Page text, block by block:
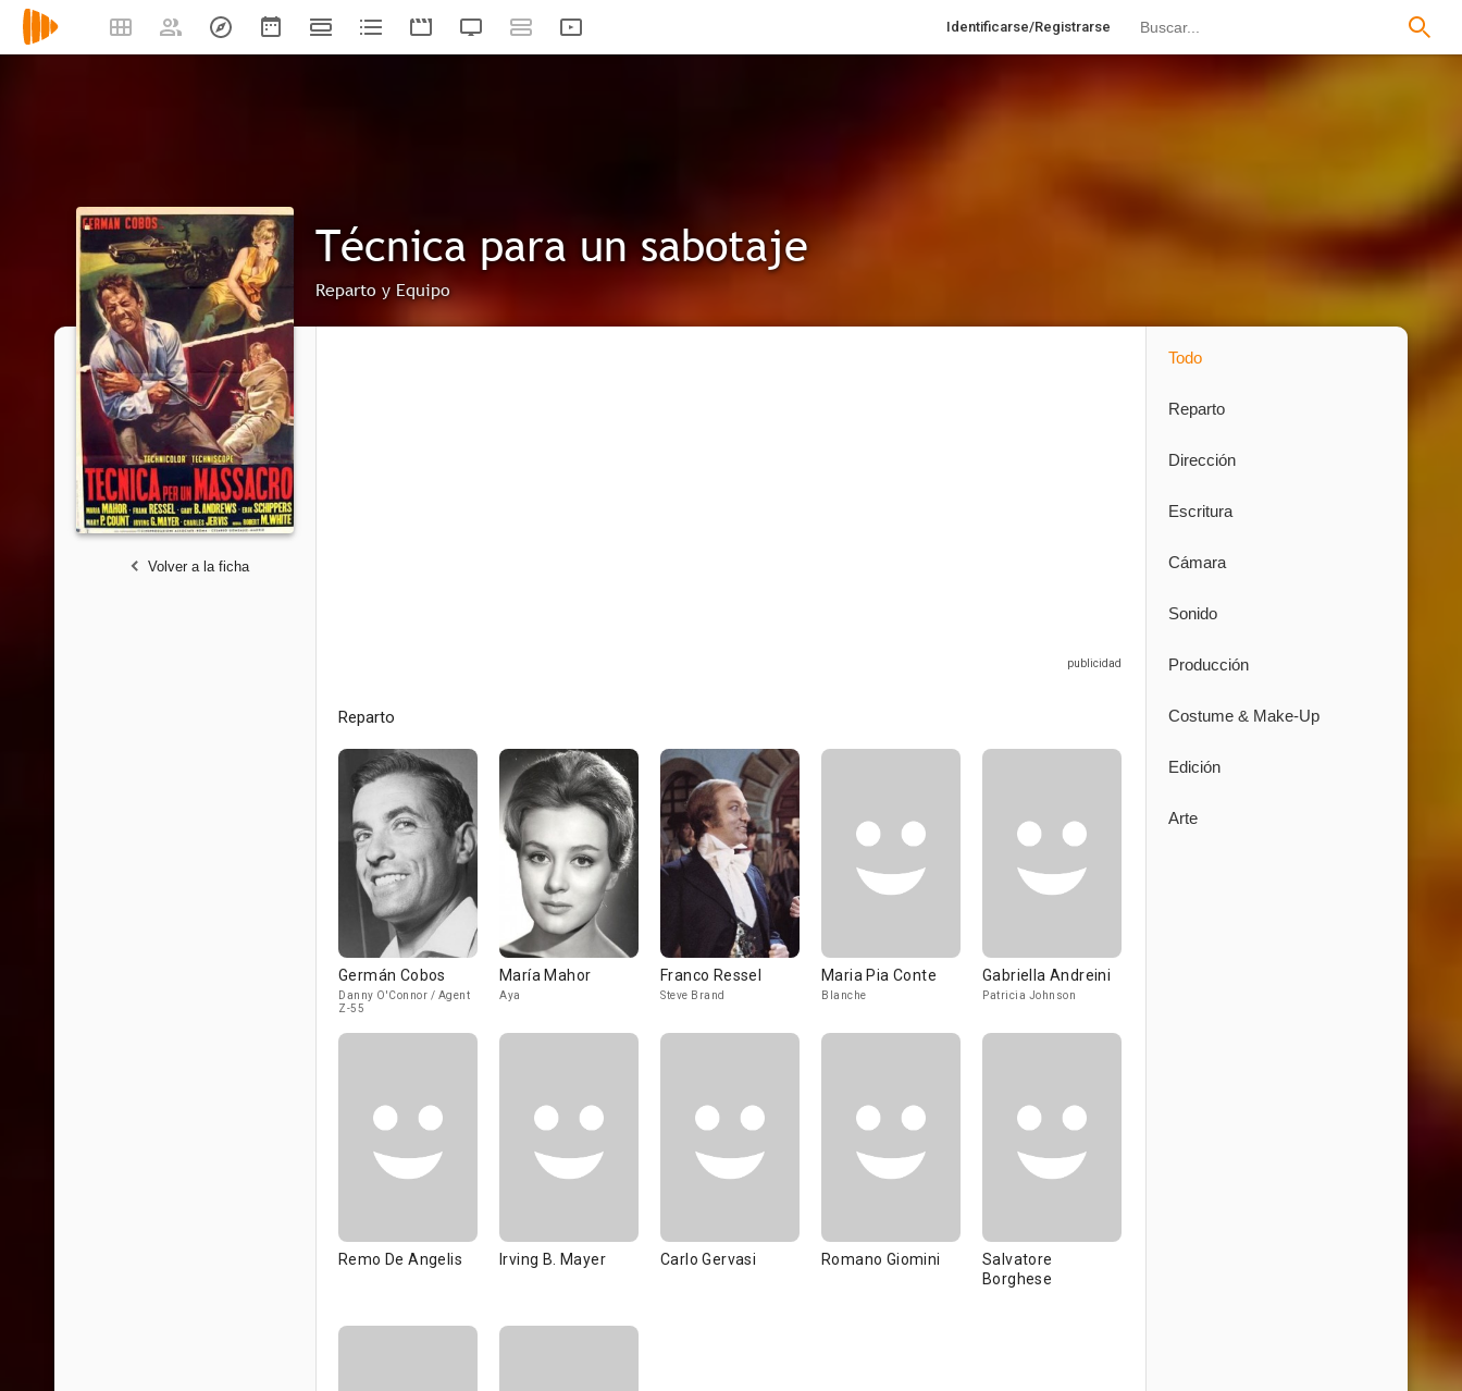
Identificarse/Registrarse
Técnica para un sabotaje
Reparto y Equipo
Volver a la ficha
Reparto
Germán Cobos
Danny O'Connor / Agent
Z-55
María Mahor
Aya
Franco Ressel
Steve Brand
Maria Pia Conte
Blanche
Gabriella Andreini
Patricia Johnson
Remo De Angelis Irving B. Mayer Carlo Gervasi Romano Giomini
Salvatore
Borghese
Todo
Reparto
Dirección
Escritura
Cámara
Sonido
Producción
Costume & Make-Up
Edición
Arte